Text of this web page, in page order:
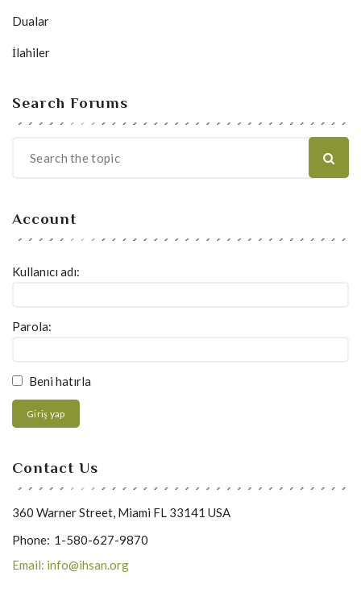
Dualar
İlahiler
Search Forums
Account
Kullanıcı adı:
Parola:
Beni hatırla
Giriş yap
Contact Us
360 Warner Street, Miami FL 33141 USA
Phone: 1-580-627-9870
Email: info@ihsan.org